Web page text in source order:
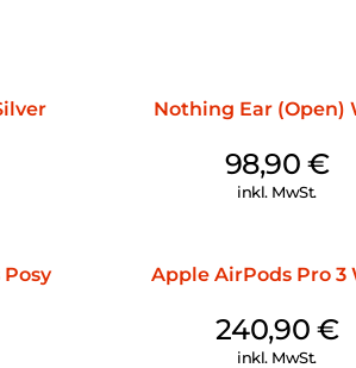
Nothing Ear (Open)
98,90 €
inkl. MwSt.
Apple AirPods Pro 3
240,90 €
inkl. MwSt.